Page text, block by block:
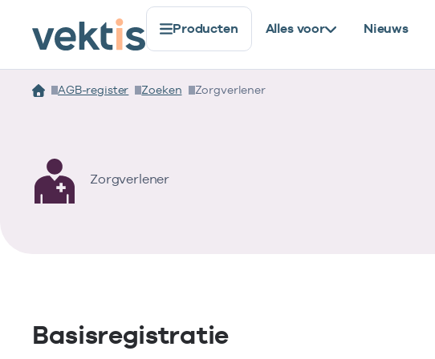
Producten Alles voor Nieuws
AGB-register Zoeken Zorgverlener
Zorgverlener
Basisregistratie